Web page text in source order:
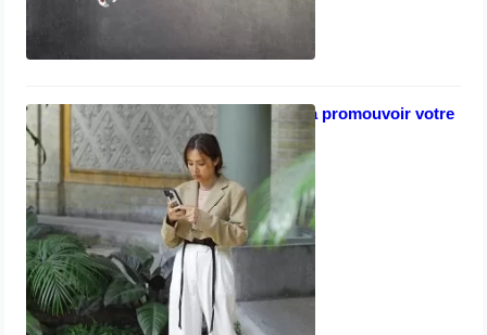
Comment réussir à promouvoir votre
entreprise
avril 8, 2023